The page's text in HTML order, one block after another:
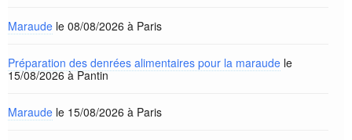
Maraude le 08/08/2026 à Paris
Préparation des denrées alimentaires pour la maraude le
15/08/2026 à Pantin
Maraude le 15/08/2026 à Paris